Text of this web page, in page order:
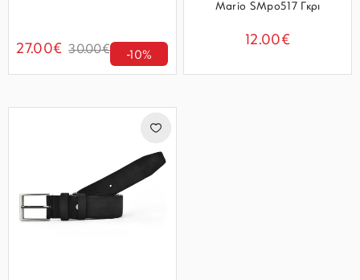
27.00€ 30.00€ -10%
Mario SMpo517 Γκρι
12.00€